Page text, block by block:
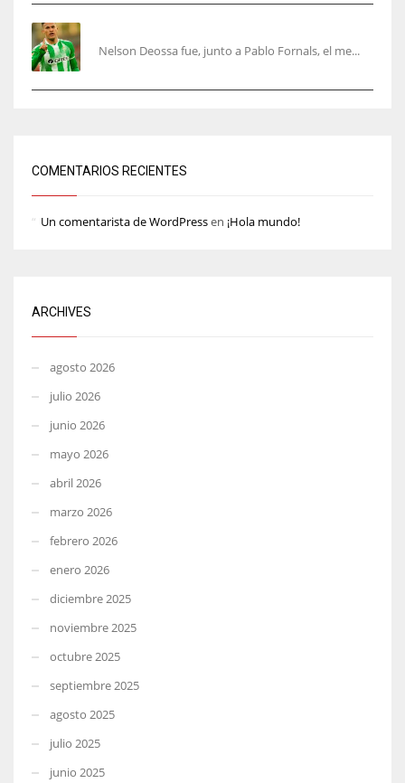
Nelson Deossa fue, junto a Pablo Fornals, el me...
COMENTARIOS RECIENTES
Un comentarista de WordPressen ¡Hola mundo!
ARCHIVES
agosto 2026
julio 2026
junio 2026
mayo 2026
abril 2026
marzo 2026
febrero 2026
enero 2026
diciembre 2025
noviembre 2025
octubre 2025
septiembre 2025
agosto 2025
julio 2025
junio 2025